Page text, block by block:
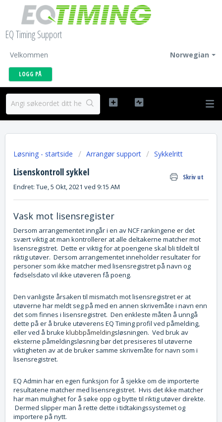
EQ Timing Support
Norwegian
Velkommen
LOGG PÅ
Løsning - startside Arrangør support Sykkelritt
Lisenskontroll sykkel
Skriv ut
Endret: Tue, 5 Okt, 2021 ved 9:15 AM
Vask mot lisensregister
Dersom arrangementet inngår i en av NCF rankingene er det
svært viktig at man kontrollerer at alle deltakerne matcher mot
lisensregistret. Dette er viktig for at poengene skal bli tildelt til
riktig utøver. Dersom arrangementet inneholder resultater for
personer som ikke matcher med lisensregistret på navn og
fødselsdato vil ikke utøveren få poeng.
Den vanligste årsaken til mismatch mot lisensregistret er at
utøverne har meldt seg på med en annen skrivemåte i navn enn
det som finnes i lisensregistret. Den enkleste måten å unngå
dette på er å bruke utøverens EQ Timing profil ved påmelding,
eller ved å bruke klubbpåmeldingsløsningen. Ved bruk av
eksterne påmeldingsløsning bør det presiseres til utøverne
viktigheten av at de bruker samme skrivemåte for navn som i
lisensregistret.
EQ Admin har en egen funksjon for å sjekke om de importerte
resultatene matcher med lisensregistret. Hvis det ikke matcher
har man mulighet for å søke opp og bytte til riktig utøver direkte.
Dermed slipper man å rette dette i tidtakingssystemet og
importere på nytt.